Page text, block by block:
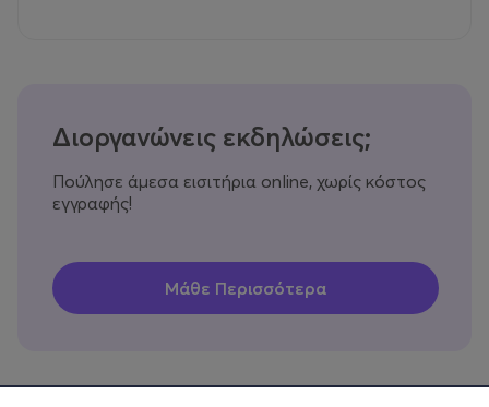
Διοργανώνεις εκδηλώσεις;
Πούλησε άμεσα εισιτήρια online, χωρίς κόστος
εγγραφής!